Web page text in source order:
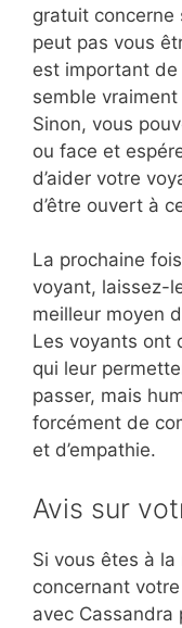
gratuit concerne
peut pas vous
est important de
semble
Sinon, vous
ou face et
d’aider votre
d’être ouvert à
La prochaine
voyant, laissez-
meilleur moyen
Les voyants ont
qui leur
passer, mais
forcément de
et d’empathie.
Avis sur
Si vous êtes à
concernant
avec